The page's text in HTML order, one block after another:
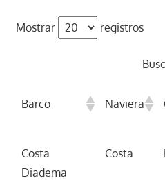
Mostrar registros
Barco Naviera
Costa
Diadema
Costa